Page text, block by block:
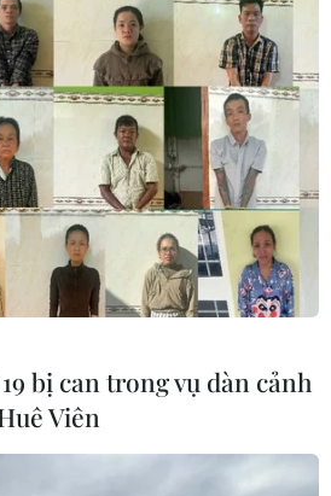
dưỡng da ẩm mượt,
bị can trong vụ dàn cảnh
Viên